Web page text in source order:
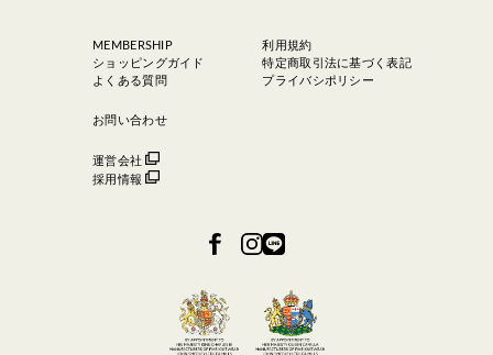
MEMBERSHIP
ショッピングガイド
よくある質問
お問い合わせ
運営会社
採用情報
利用規約
特定商取引法に基づく表記
プライバシポリシー